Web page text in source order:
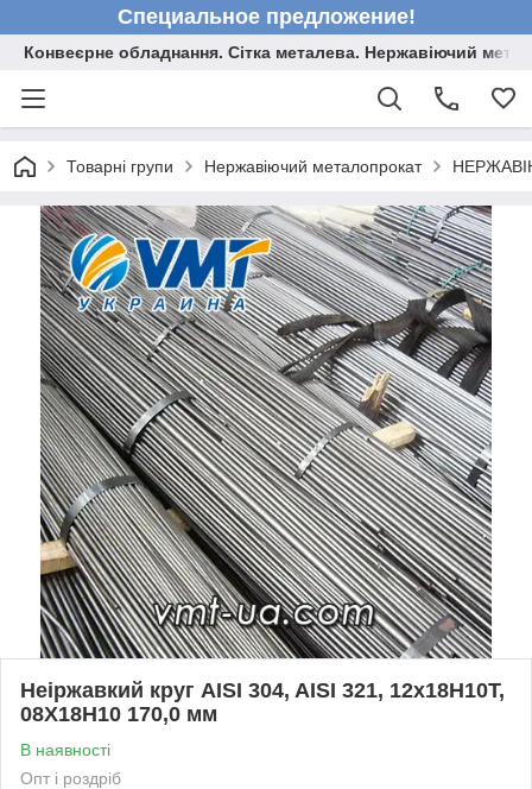
Специальное предложение!
Конвеєрне обладнання. Сітка металева. Нержавіючий
Товарні групи Нержавіючий металопрокат
Неіржавкий круг AISI 304, AISI 321, 12х18Н10Т,
08Х18Н10 170,0 мм
В наявності
Опт і роздріб